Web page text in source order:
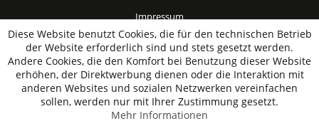
Impressum
Diese Website benutzt Cookies, die für den technischen Betrieb
der Website erforderlich sind und stets gesetzt werden.
Andere Cookies, die den Komfort bei Benutzung dieser Website
erhöhen, der Direktwerbung dienen oder die Interaktion mit
anderen Websites und sozialen Netzwerken vereinfachen
sollen, werden nur mit Ihrer Zustimmung gesetzt.
Mehr Informationen